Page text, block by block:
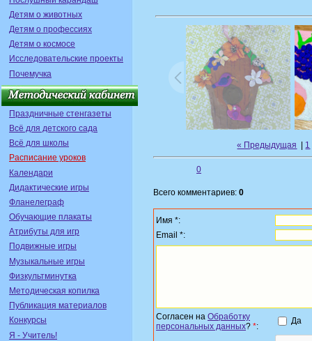
Детям о животных
Детям о профессиях
Детям о космосе
Исследовательские проекты
Почемучка
Праздничные стенгазеты
Всё для детского сада
Всё для школы
Расписание уроков
Календари
Дидактические игры
Фланелеграф
Обучающие плакаты
Атрибуты для игр
Подвижные игры
Музыкальные игры
Физкультминутка
Методическая копилка
Публикация материалов
Конкурсы
Я - Учитель!
« Предыдущая 1
0
Всего комментариев: 0
Имя *:
Email *:
Согласен на Обработку
персональных данных? *:
Да